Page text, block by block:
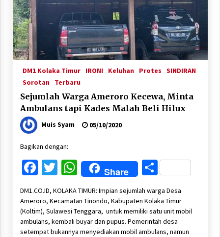
DM1 Kolaka Timur IRONI Keluhan Protes
SINDIRAN
Sorotan
Terbaru
Sejumlah Warga Ameroro Kecewa, Minta
Ambulans tapi Kades Malah Beli Hilux
Muis Syam 05/10/2020
Bagikan dengan:
Facebook
Twitter
WhatsApp
Share Share
DM1.CO.ID, KOLAKA TIMUR: Impian sejumlah warga Desa
Ameroro, Kecamatan Tinondo, Kabupaten Kolaka Timur
(Koltim), Sulawesi Tenggara, untuk memiliki satu unit mobil
ambulans, kembali buyar dan pupus. Pemerintah desa
setempat bukannya menyediakan mobil ambulans, namun